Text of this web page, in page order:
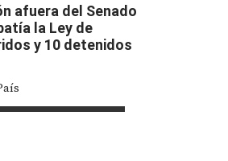
afuera del Senado
la Ley de
y 10 detenidos